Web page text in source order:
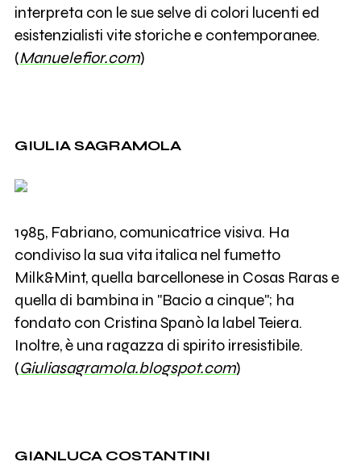
interpreta con le sue selve di colori lucenti ed
esistenzialisti vite storiche e contemporanee.
(Manuelefior.com)
GIULIA SAGRAMOLA
1985, Fabriano, comunicatrice visiva. Ha
condiviso la sua vita italica nel fumetto
Milk&Mint, quella barcellonese in Cosas Raras e
quella di bambina in "Bacio a cinque"; ha
fondato con Cristina Spanò la label Teiera.
Inoltre, è una ragazza di spirito irresistibile.
(Giuliasagramola.blogspot.com)
GIANLUCA COSTANTINI